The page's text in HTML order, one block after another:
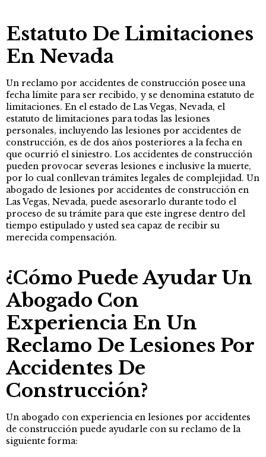
Estatuto De Limitaciones
En Nevada
Un reclamo por accidentes de construcción posee una
fecha límite para ser recibido, y se denomina estatuto de
limitaciones. En el estado de Las Vegas, Nevada, el
estatuto de limitaciones para todas las lesiones
personales, incluyendo las lesiones por accidentes de
construcción, es de dos años posteriores a la fecha en
que ocurrió el siniestro. Los accidentes de construcción
pueden provocar severas lesiones e inclusive la muerte,
por lo cual conllevan trámites legales de complejidad. Un
abogado de lesiones por accidentes de construcción en
Las Vegas, Nevada, puede asesorarlo durante todo el
proceso de su trámite para que este ingrese dentro del
tiempo estipulado y usted sea capaz de recibir su
merecida compensación.
¿Cómo Puede Ayudar Un
Abogado Con
Experiencia En Un
Reclamo De Lesiones Por
Accidentes De
Construcción?
Un abogado con experiencia en lesiones por accidentes
de construcción puede ayudarle con su reclamo de la
siguiente forma: